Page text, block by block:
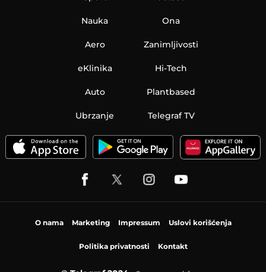
Nauka
Aero
Ona
Zanimljivosti
eKlinika Hi-Tech
Auto Plantbased
Ubrzanje Telegraf TV
O nama Marketing Impressum Uslovi korišćenja
Politika privatnosti Kontakt